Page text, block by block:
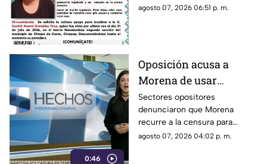
Corzo, Chiapas.
agosto 07, 2026 06:51 p. m.
0:46
Oposición acusa a
Morena de usar
censura para ocultar
seńalamientos de
narcopolítica
Sectores opositores
denunciaron que Morena
recurre a la censura para
imponer su versión oficial y
agosto 07, 2026 04:02 p. m.